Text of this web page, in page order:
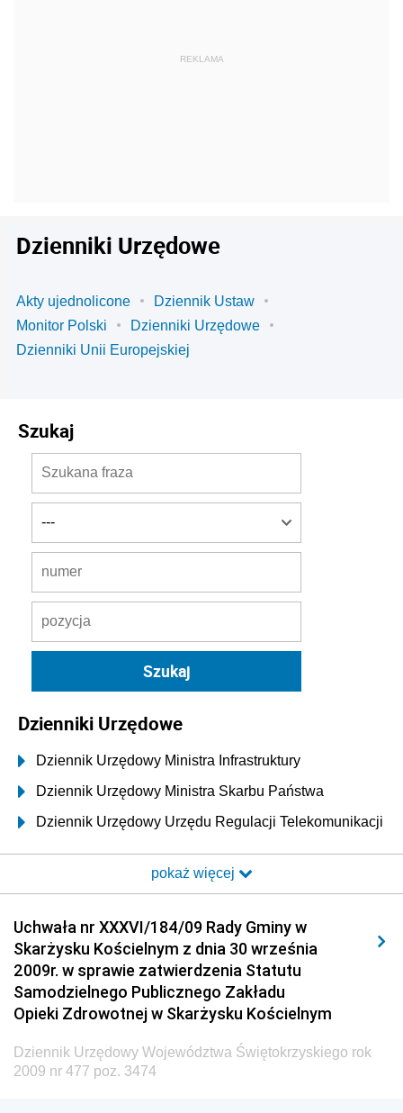
Dzienniki Urzędowe
Akty ujednolicone
Dziennik Ustaw
Monitor Polski
Dzienniki Urzędowe
Dzienniki Unii Europejskiej
Szukaj
Dzienniki Urzędowe
Dziennik Urzędowy Ministra Infrastruktury
Dziennik Urzędowy Ministra Skarbu Państwa
Dziennik Urzędowy Urzędu Regulacji Telekomunikacji
Dziennik Urzędowy Ministra Transportu i Budownictwa
Elektronicznej
Dziennik Urzędowy Ministra Spraw Wewnętrznych i
Administracji
Dziennik Urzędowy Ministra Transportu
Dziennik Urzędowy Ministra Budownictwa
Dziennik Urzędowy Ministra Nauki i Szkolnictwa
pokaż więcej
Uchwała nr XXXVI/184/09 Rady Gminy w
Skarżysku Kościelnym z dnia 30 września
2009r. w sprawie zatwierdzenia Statutu
Samodzielnego Publicznego Zakładu
Opieki Zdrowotnej w Skarżysku Kościelnym
Dziennik Urzędowy Województwa Świętokrzyskiego rok
2009 nr 477 poz. 3474